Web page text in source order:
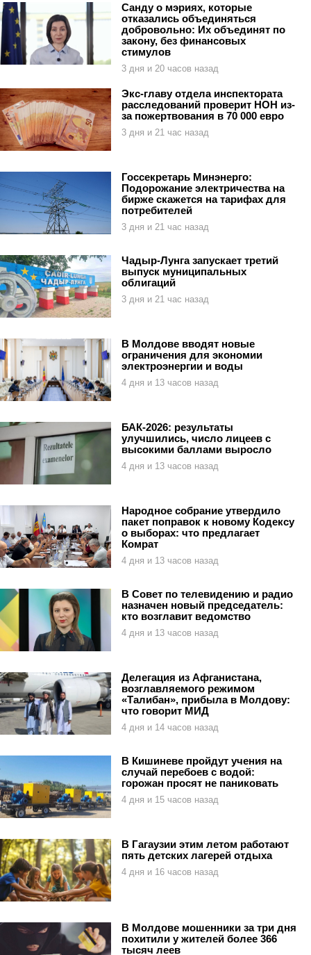
Санду о мэриях, которые
отказались объединяться
добровольно: Их объединят по
закону, без финансовых
стимулов
3 дня и 20 часов назад
Экс-главу отдела инспектората
расследований проверит НОН из-
за пожертвования в 70 000 евро
3 дня и 21 час назад
Госсекретарь Минэнерго:
Подорожание электричества на
бирже скажется на тарифах для
потребителей
3 дня и 21 час назад
Чадыр-Лунга запускает третий
выпуск муниципальных
облигаций
3 дня и 21 час назад
В Молдове вводят новые
ограничения для экономии
электроэнергии и воды
4 дня и 13 часов назад
БАК-2026: результаты
улучшились, число лицеев с
высокими баллами выросло
4 дня и 13 часов назад
Народное собрание утвердило
пакет поправок к новому Кодексу
о выборах: что предлагает
Комрат
4 дня и 13 часов назад
В Совет по телевидению и радио
назначен новый председатель:
кто возглавит ведомство
4 дня и 13 часов назад
Делегация из Афганистана,
возглавляемого режимом
«Талибан», прибыла в Молдову:
что говорит МИД
4 дня и 14 часов назад
В Кишиневе пройдут учения на
случай перебоев с водой:
горожан просят не паниковать
4 дня и 15 часов назад
В Гагаузии этим летом работают
пять детских лагерей отдыха
4 дня и 16 часов назад
В Молдове мошенники за три дня
похитили у жителей более 366
тысяч леев